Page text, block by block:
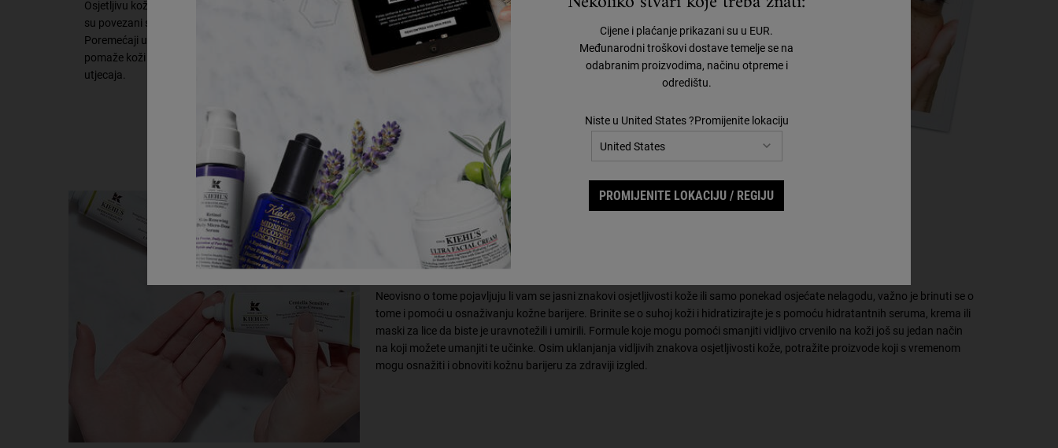
Osjetljivu kožu karakteriziraju vidljivi znakovi osjetljivosti kao što su crvenilo i suhoća, ali i osjećaj nelagode. Ti znakovi često
su povezani sa smanjenom funkcijom kožne barijere, što može uzrokovati jaču osjetljivost kože na štetne utjecaje.
Poremećaji u kožnoj barijeri često uzrokuju prevelik gubitak vode i mogu rezultirati dehidracijom kože. Zdrava kožna barijera
pomaže koži zadržati vlagu i spriječiti suhoću i osjećaj nelagode, istovremeno osnažujući obranu kože od vanjskih štetnih
utjecaja.
Kako se brinuti o osjetljivoj koži?
Neovisno o tome pojavljuju li vam se jasni znakovi osjetljivosti kože ili samo ponekad osjećate nelagodu, važno je brinuti se o
tome i pomoći u osnaživanju kožne barijere. Brinite se o suhoj koži i hidratizirajte je s pomoću hidratantnih seruma, krema ili
maski za lice da biste je uravnotežili i umirili. Formule koje mogu pomoći smanjiti vidljivo crvenilo na koži još su jedan način
na koji možete umanjiti te učinke. Osim uklanjanja vidljivih znakova osjetljivosti kože, potražite proizvode koji s vremenom
mogu osnažiti i obnoviti kožnu barijeru za zdraviji izgled.
Cijene i plaćanje prikazani su u EUR.
Međunarodni troškovi dostave temelje se na
odabranim proizvodima, načinu otpreme i
odredištu.
Niste u United States ?Promijenite lokaciju
PROMIJENITE LOKACIJU / REGIJU